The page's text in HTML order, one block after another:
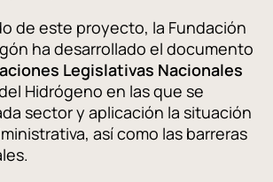
de este proyecto, la Fundación
ha desarrollado el documento
Legislativas Nacionales
Hidrógeno en las que se
sector y aplicación la situación
así como las barreras